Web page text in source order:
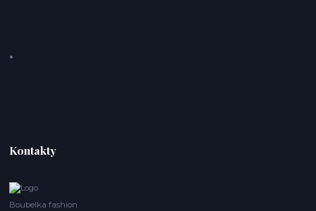
Kontakty
Boubelka fashion